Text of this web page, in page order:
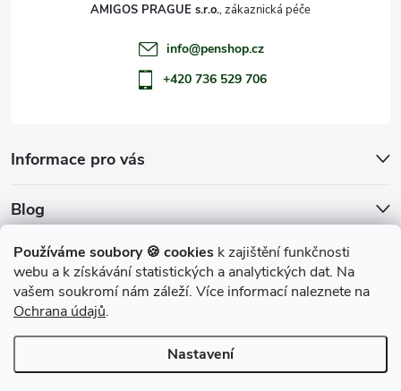
Používáme soubory 🍪 cookies k zajištění funkčnosti
webu a k získávání statistických a analytických dat. Na
vašem soukromí nám záleží. Více informací naleznete na
Ochrana údajů.
Nastavení
Informace pro vás
Blog
Archiv
Přijímáme online platby
AMIGOS PRAGUE s.r.o.
info@penshop.cz
+420 736 529 706